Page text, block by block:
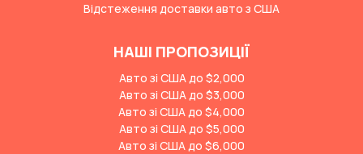
Відстеження доставки авто з США
НАШІ ПРОПОЗИЦІЇ
Авто зі США до $2,000
Авто зі США до $3,000
Авто зі США до $4,000
Авто зі США до $5,000
Авто зі США до $6,000